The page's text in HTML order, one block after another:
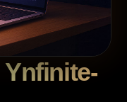
Ynfinite-